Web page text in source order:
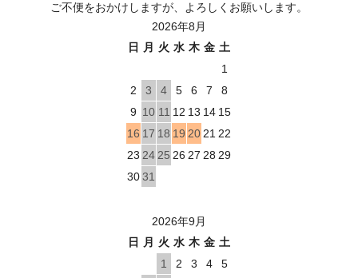
ご不便をおかけしますが、よろしくお願いします。
2026年8月
日
月 火 水 木 金 土
1
2
3 4 5 6 7
8
9 10 11 12 13 14 15
16 17 18 19 20 21 22
23 24 25 26 27 28 29
3031
2026年9月
日
月 火 水 木 金 土
1
2 3 4
5